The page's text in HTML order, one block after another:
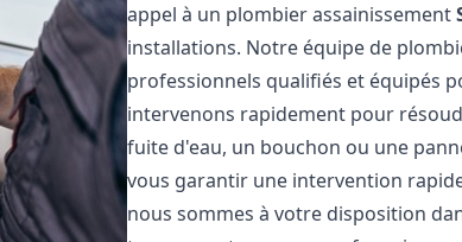
appel à un plombier assainissement
installations. Notre équipe de
professionnels qualifiés et équipés
intervenons rapidement pour
fuite d'eau, un bouchon ou une
vous garantir une intervention
nous sommes à votre disposition